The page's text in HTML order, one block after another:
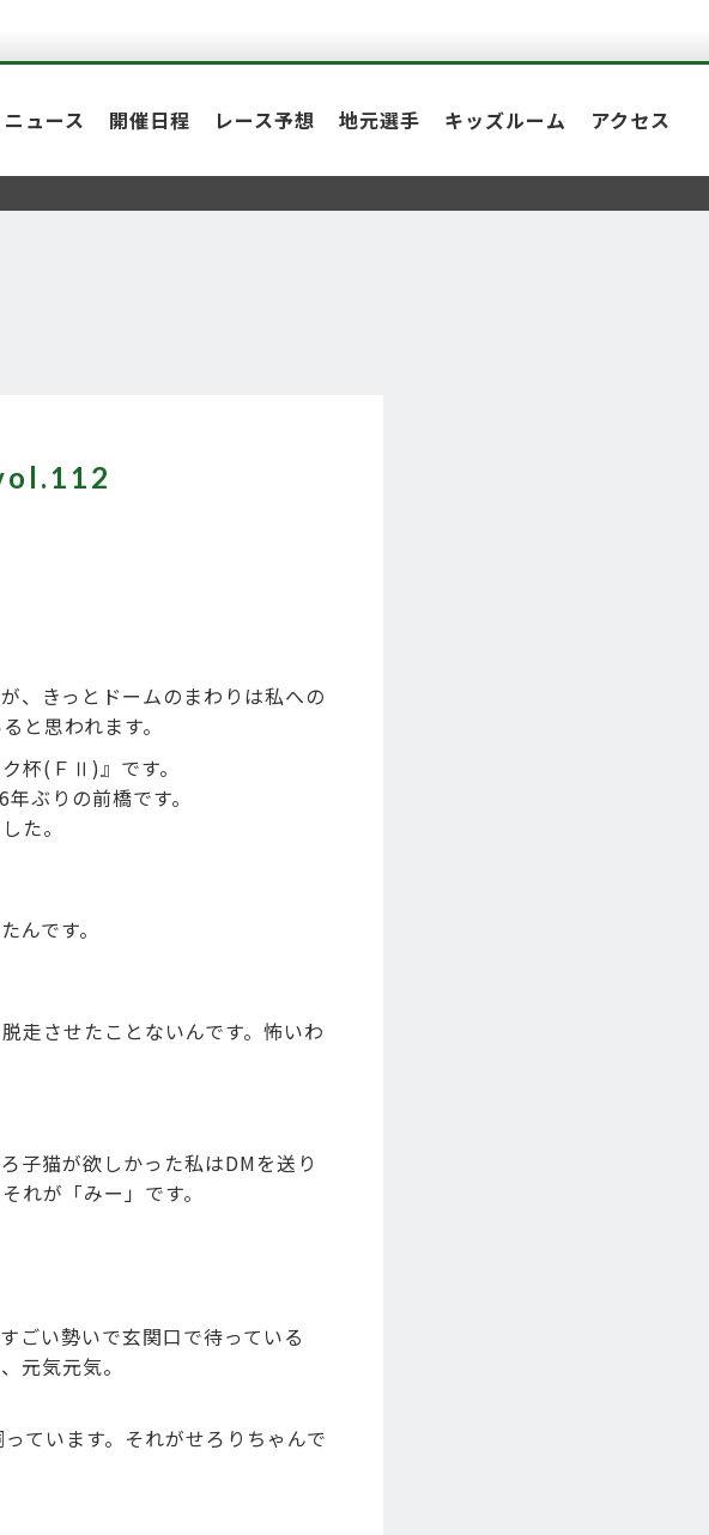
ニュース 開催日程 レース予想 地元選手 キッズルーム アクセス
、きっとドームのまわりは私への
と思われます。
杯(ＦⅡ)』です。
ぶりの前橋です。
た。
んです。
走させたことないんです。怖いわ
子猫が欲しかった私はDMを送り
れが「みー」です。
ごい勢いで玄関口で待っている
元気元気。
ています。それがせろりちゃんで